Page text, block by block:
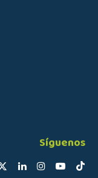
Síguenos